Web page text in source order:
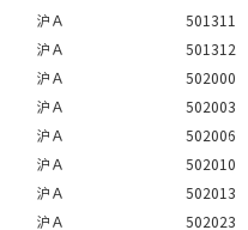
沪Ａ
501311
沪Ａ
501312
沪Ａ
502000
沪Ａ
502003
沪Ａ
502006
沪Ａ
502010
沪Ａ
502013
沪Ａ
502023